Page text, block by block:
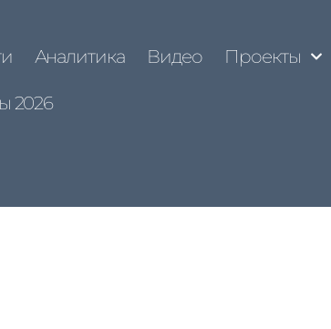
Аналитика Видео Проекты
2026